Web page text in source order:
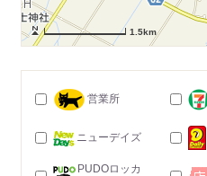
1.5km
営業所
ニューデイズ
PUDOロッカ